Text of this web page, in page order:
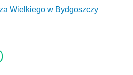
Wielkiego w Bydgoszczy